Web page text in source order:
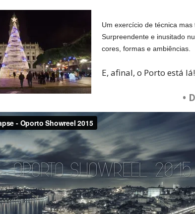
Um exercício de técnica mas
Surpreendente e inusitado
cores, formas e ambiências.
E, afinal, o Porto está
•